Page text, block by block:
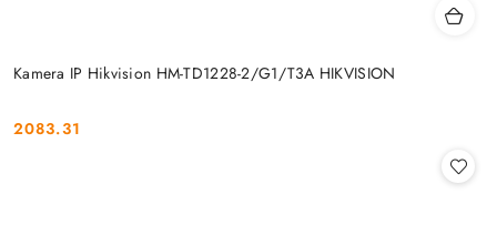
Kamera IP Hikvision HM-TD1228-2/G1/T3A HIKVISION
Cena:
2083.31